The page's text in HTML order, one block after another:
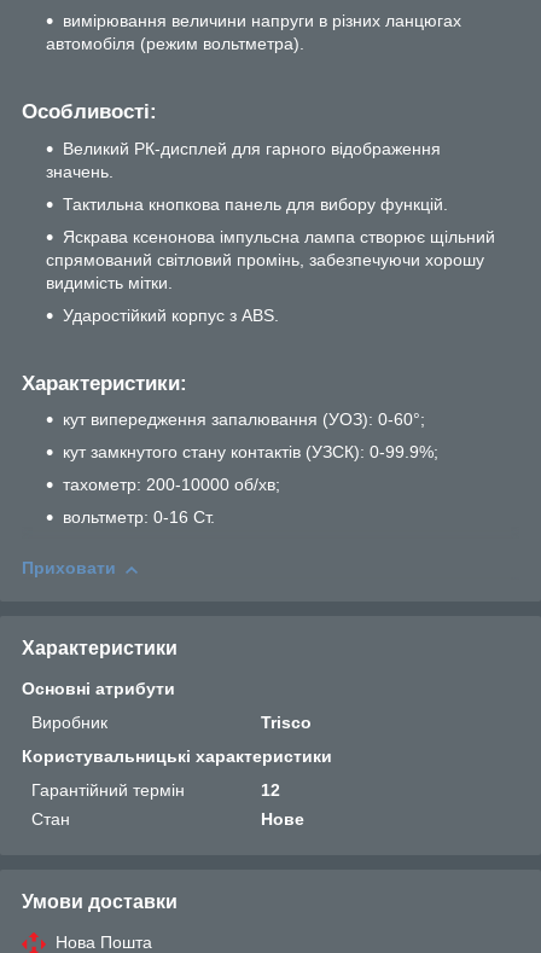
вимірювання величини напруги в різних ланцюгах
автомобіля (режим вольтметра).
Особливості:
Великий РК-дисплей для гарного відображення
значень.
Тактильна кнопкова панель для вибору функцій.
Яскрава ксенонова імпульсна лампа створює щільний
спрямований світловий промінь, забезпечуючи хорошу
видимість мітки.
Ударостійкий корпус з ABS.
Характеристики:
кут випередження запалювання (УОЗ): 0-60°;
кут замкнутого стану контактів (УЗСК): 0-99.9%;
тахометр: 200-10000 об/хв;
вольтметр: 0-16 Ст.
Приховати
Характеристики
Основні атрибути
Виробник
Trisco
Користувальницькі характеристики
Гарантійний термін
12
Стан
Нове
Умови доставки
Нова Пошта